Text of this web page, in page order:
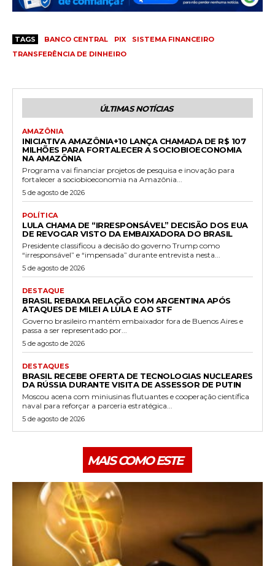
TAGS BANCO CENTRAL PIX
SISTEMA FINANCEIRO
TRANSFERÊNCIA DE DINHEIRO
ÚLTIMAS NOTÍCIAS
AMAZÔNIA
INICIATIVA AMAZÔNIA+10 LANÇA CHAMADA DE R$ 107
MILHÕES PARA FORTALECER A SOCIOBIOECONOMIA
NA AMAZÔNIA
Programa vai financiar projetos de pesquisa e inovação para
fortalecer a sociobioeconomia na Amazônia...
5 de agosto de 2026
POLÍTICA
LULA CHAMA DE “IRRESPONSÁVEL” DECISÃO DOS EUA
DE REVOGAR VISTO DA EMBAIXADORA DO BRASIL
Presidente classificou a decisão do governo Trump como
“irresponsável” e “impensada” durante entrevista nesta...
5 de agosto de 2026
DESTAQUE
BRASIL REBAIXA RELAÇÃO COM ARGENTINA APÓS
ATAQUES DE MILEI A LULA E AO STF
Governo brasileiro mantém embaixador fora de Buenos Aires e
passa a ser representado por...
5 de agosto de 2026
DESTAQUES
BRASIL RECEBE OFERTA DE TECNOLOGIAS NUCLEARES
DA RÚSSIA DURANTE VISITA DE ASSESSOR DE PUTIN
Moscou acena com miniusinas flutuantes e cooperação científica
naval para reforçar a parceria estratégica...
5 de agosto de 2026
MAIS COMO ESTE